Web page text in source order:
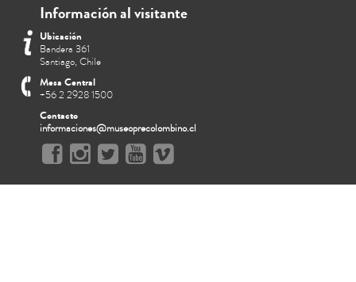
Información al visitante
Ubicación
Bandera 361
Santiago, Chile
Mesa Central
+56 2 2928 1500
Contacto
informaciones@museoprecolombino.cl